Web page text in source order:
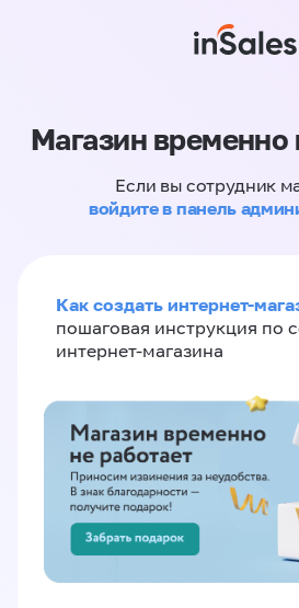
Магазин временно
Если вы сотрудник
войдите в панель
Как создать интернет-
пошаговая инструкция по
интернет-магазина